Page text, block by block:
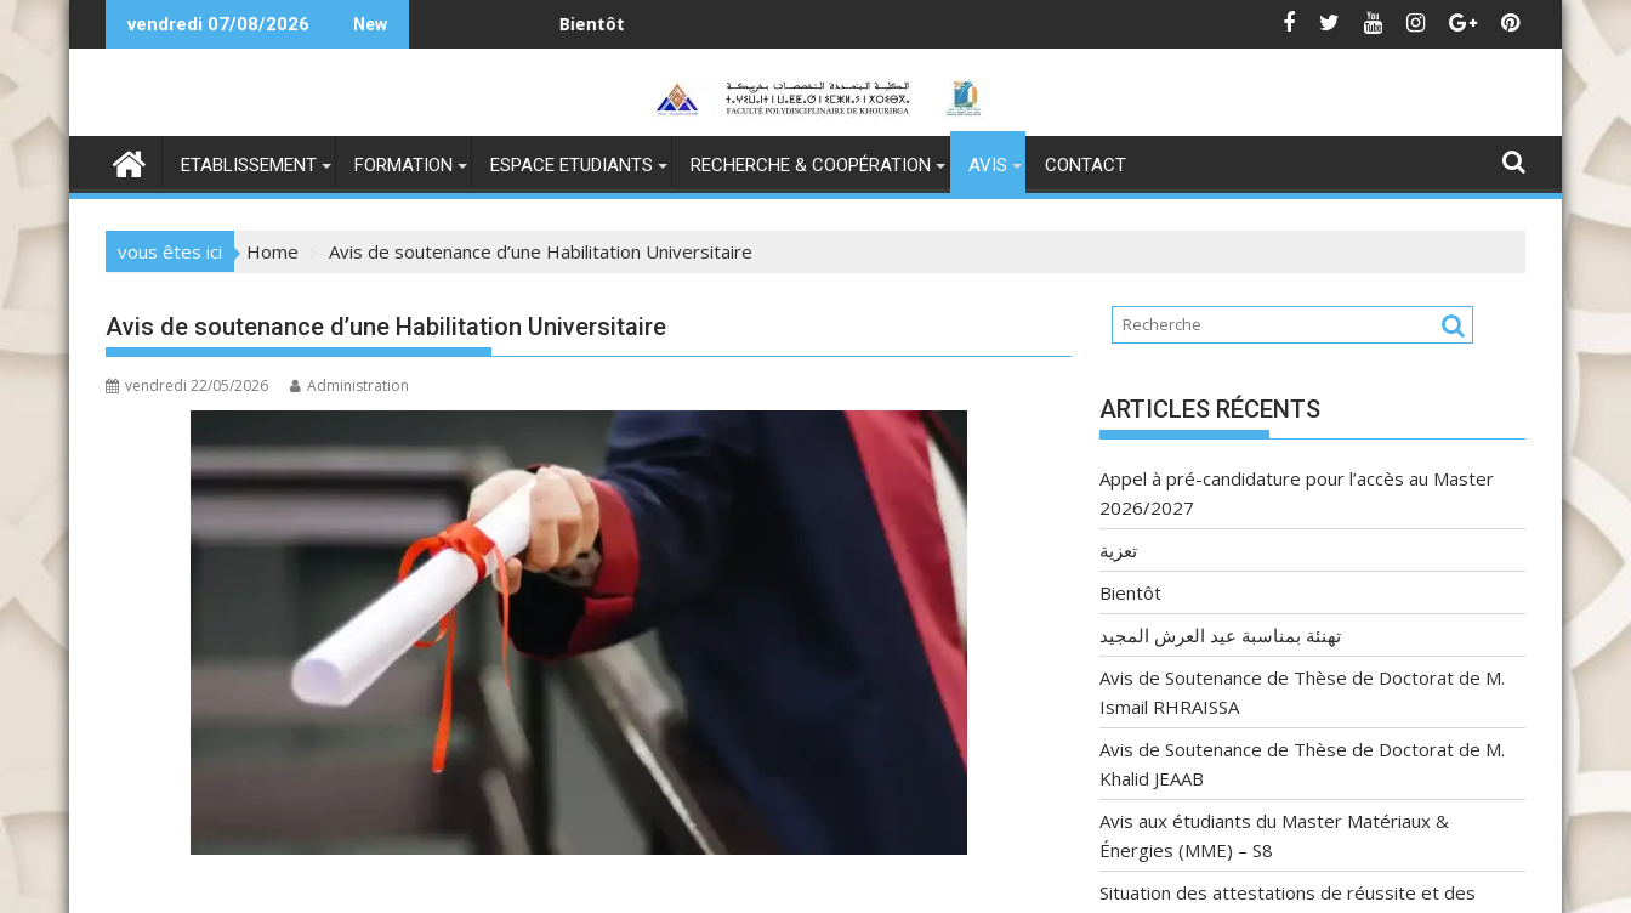
to
vendredi 07/08/2026 New Avis
ETABLISSEMENT FORMATION ESPACE ETUDIANTS RECHERCHE & COOPÉRATION AVIS CONTACT
vous êtes ici Home Avis de soutenance d’une Habilitation Universitaire
Avis de soutenance d’une Habilitation Universitaire
vendredi 22/05/2026 Administration
ARTICLES RÉCENTS
Appel à pré-candidature pour l’accès au Master
2026/2027
تعزية
Bientôt
تهنئة بمناسبة عيد العرش المجيد
Avis de Soutenance de Thèse de Doctorat de M.
Ismail RHRAISSA
Avis de Soutenance de Thèse de Doctorat de M.
Khalid JEAAB
Avis aux étudiants du Master Matériaux &
Énergies (MME) – S8
Situation des attestations de réussite et des